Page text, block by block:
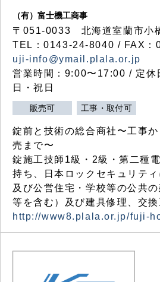
（有）富士機工商事
〒051-0033 北海道室蘭市小
TEL：0143-24-8040 / FAX：
uji-info@ymail.plala.or.jp
営業時間：9:00〜17:00 / 定休
日・祝日
販売可 工事・取付可
錠前と技術の総合商社〜工事
売まで〜
錠施工技師1級・2級・第二種
持ち、日本ロックセキュリテ
及び公営住宅・学校等の公共
等を含む）及び建具修理、交換
http://www8.plala.or.jp/fuji-